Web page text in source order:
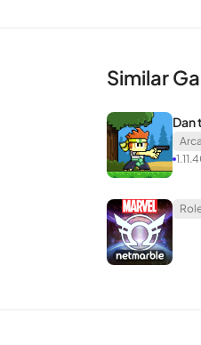
จะเสียใ
นี่คือสุดยอดสำห
ถึงประสิทธิภาพ
ให้กลายเป็นเก
ระลึกถึงวัยเด็ก
Similar
Dan